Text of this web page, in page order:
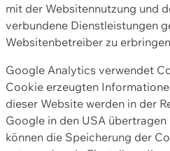
mit der Websitennutzung und
verbundene Dienstleistungen
Websitenbetreiber zu
Google Analytics verwendet
Cookie erzeugten
dieser Website werden in der
Google in den USA
können die Speicherung der